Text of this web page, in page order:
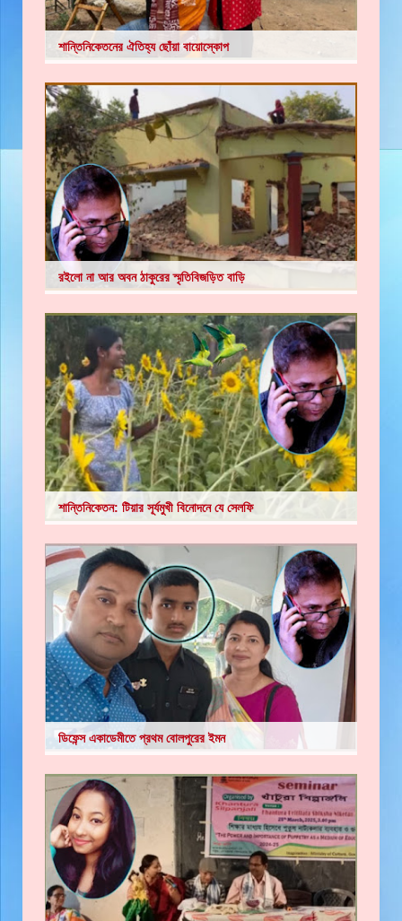
শান্তিনিকেতনের ঐতিহ্য ছোঁয়া বায়োস্কোপ
রইলো না আর অবন ঠাকুরের স্মৃতিবিজড়িত বাড়ি
শান্তিনিকেতন: টিয়ার সূর্যমুখী বিনোদনে যে সেলফি
ডিফেন্স একাডেমীতে প্রথম বোলপুরের ইমন